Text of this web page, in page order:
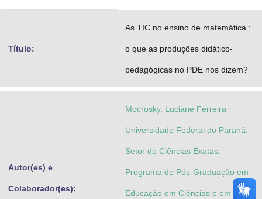
Título:
As TIC no ensino de matemática :
o que as produções didático-
pedagógicas no PDE nos dizem?
Autor(es) e
Colaborador(es):
Mocrosky, Luciane Ferreira
Universidade Federal do Paraná.
Setor de Ciências Exatas.
Programa de Pós-Graduação em
Educação em Ciências e em